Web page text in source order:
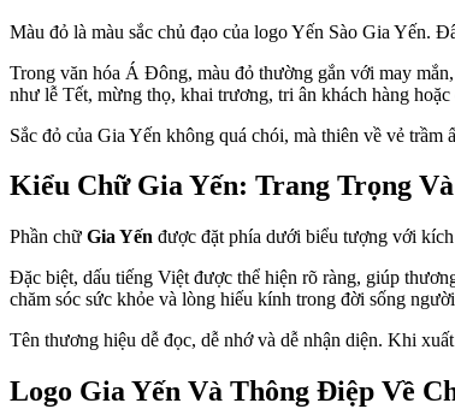
Màu đỏ là màu sắc chủ đạo của logo Yến Sào Gia Yến.
Trong văn hóa Á Đông, màu đỏ thường gắn với may
như lễ Tết, mừng thọ, khai trương, tri ân khách hàng hoặc
Sắc đỏ của Gia Yến không quá chói, mà thiên về vẻ
Kiểu Chữ Gia Yến: Trang Trọng
Phần chữ Gia Yến được đặt phía dưới biểu tượng với
Đặc biệt, dấu tiếng Việt được thể hiện rõ ràng, giúp
chăm sóc sức khỏe và lòng hiếu kính trong đời sống
Tên thương hiệu dễ đọc, dễ nhớ và dễ nhận diện. Khi
Logo Gia Yến Và Thông Điệp Về